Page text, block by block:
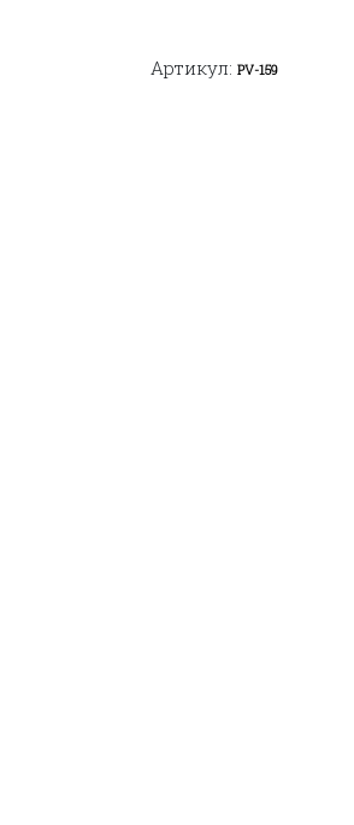
Артикул: PV-159